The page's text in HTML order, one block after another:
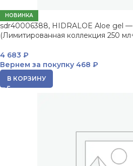
НОВИНКА
sdr40006388, HIDRALOE Aloe gel —
(Лимитированная коллекция 250
4 683 ₽
Вернем за покупку 468 ₽
В КОРЗИНУ